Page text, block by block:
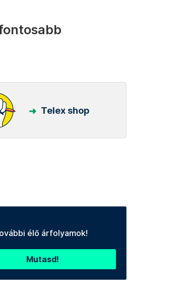
Telex shop
élő árfolyamok!
Mutasd!